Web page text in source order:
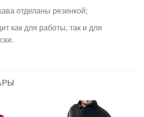
отделаны резинкой;
как для работы, так и для